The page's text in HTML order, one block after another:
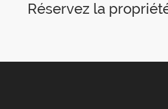
Réservez la